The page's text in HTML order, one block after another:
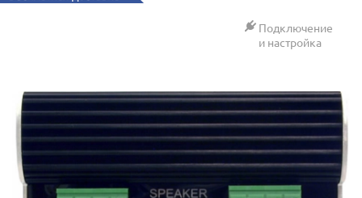
Подключение
и настройка